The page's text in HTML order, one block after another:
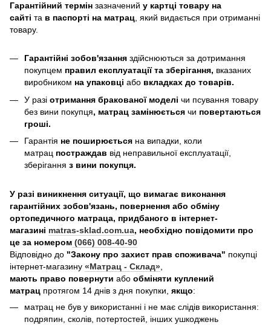
Гарантійний термін зазначений у картці товару на
сайті та в паспорті на матрац , який видається при отриманні
товару.
Гарантійні зобов'язання здійснюються за дотримання
покупцем правил експлуатації та зберігання, вказаних
виробником на упаковці або вкладках до товарів.
У разі отримання бракованої моделі чи псування товару
без вини покупця, матрац замінюється чи повертаються
гроші.
Гарантія не поширюється на випадки, коли
матрац постраждав від неправильної експлуатації,
зберігання з вини покупця.
У разі виникнення ситуації, що вимагає виконання
гарантійних зобов'язань, повернення або обміну
ортопедичного матраца, придбаного в інтернет-
магазині matras-sklad.com.ua, необхідно повідомити про
це за номером (066) 008-40-90
Відповідно до "Закону про захист прав споживача" покупці
інтернет-магазину «Матрац - Склад»,
мають право повернути або обміняти куплений
матрац протягом 14 днів з дня покупки, якщо:
матрац не був у використанні і не має слідів використання:
подряпин, сколів, потертостей, інших ушкоджень